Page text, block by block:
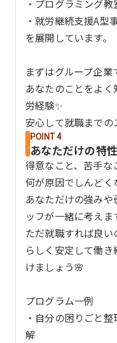
・プログラミング教
・就労継続支援A型
を展開しています。
まずはグループ企
あなたのことをよ
労経験✨
安心して就職までの
POINT 4
あなただけの特
得意なこと、苦手な
何が原因でしんどく
あなただけの強み
ッフが一緒に考えま
ただ就職すれば良
らしく安定して働
けましょう🌸
プログラム一例
・自分の困りごと
解